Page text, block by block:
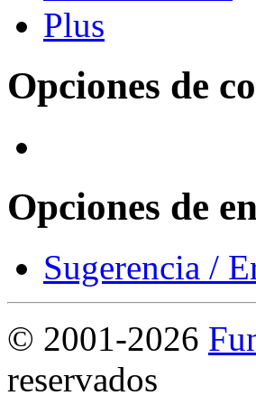
Opciones de
Opciones de
Sugerencia /
© 2001-2026
reservados